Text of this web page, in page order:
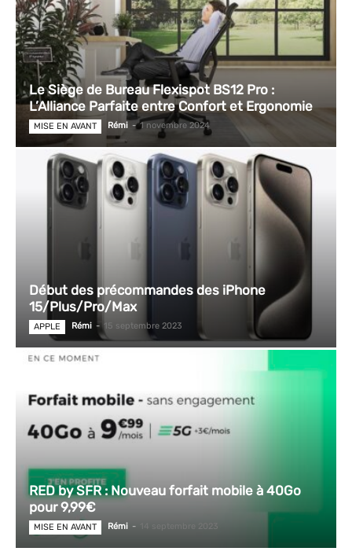
Le Siège de Bureau Flexispot BS12 Pro :
L’Alliance Parfaite entre Confort et Ergonomie
MISE EN AVANT Rémi - 1 novembre 2024
Début des précommandes des iPhone
15/Plus/Pro/Max
APPLE Rémi - 15 septembre 2023
RED by SFR : Nouveau forfait mobile à 40Go
pour 9,99€
MISE EN AVANT Rémi - 14 septembre 2023